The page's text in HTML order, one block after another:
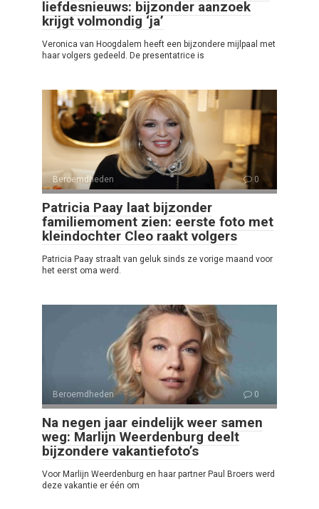
liefdesnieuws: bijzonder aanzoek
krijgt volmondig ‘ja’
Veronica van Hoogdalem heeft een bijzondere mijlpaal met
haar volgers gedeeld. De presentatrice is
Beroemdheden 0
Patricia Paay laat bijzonder
familiemoment zien: eerste foto met
kleindochter Cleo raakt volgers
Patricia Paay straalt van geluk sinds ze vorige maand voor
het eerst oma werd.
Beroemdheden 0
Na negen jaar eindelijk weer samen
weg: Marlijn Weerdenburg deelt
bijzondere vakantiefoto’s
Voor Marlijn Weerdenburg en haar partner Paul Broers werd
deze vakantie er één om